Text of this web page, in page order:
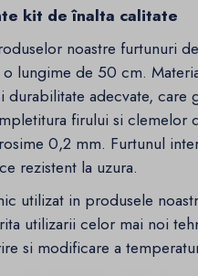
kit de înalta calitate
noastre furtunuri
o lungime de 50 cm.
durabilitate adecvate, care
firului si clemelor
0,2 mm. Furtunul
rezistent la uzura.
utilizat in produsele
utilizarii celor mai noi
si modificare a